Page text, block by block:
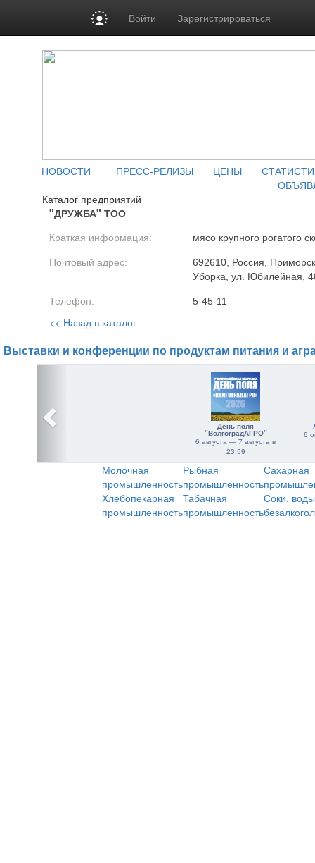
Войти Зарегистрироваться
НОВОСТИ ПРЕСС-РЕЛИЗЫ ЦЕНЫ
Каталог предприятий
"ДРУЖБА" ТОО
Краткая информация: мясо крупного рогатого
Почтовый адрес:
692610, Россия,
Уборка, ул. Юбилейная,
Телефон: 5-45-11
<< Назад в каталог
Выставки и конференции по продуктам питания и
День поля
"ВолгоградАГРО"
6 августа — 7 августа в
23:59
6
Молочная
промышленность
Рыбная
промышленность
Сахарная
Хлебопекарная
промышленность
Табачная
промышленность
Соки,